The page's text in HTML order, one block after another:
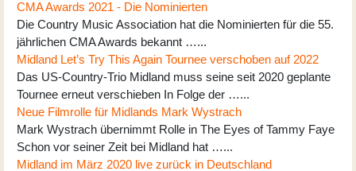
CMA Awards 2021 - Die Nominierten
Die Country Music Association hat die Nominierten für die 55.
jährlichen CMA Awards bekannt …...
Midland Let’s Try This Again Tournee verschoben auf 2022
Das US-Country-Trio Midland muss seine seit 2020 geplante
Tournee erneut verschieben In Folge der …...
Neue Filmrolle für Midlands Mark Wystrach
Mark Wystrach übernimmt Rolle in The Eyes of Tammy Faye
Schon vor seiner Zeit bei Midland hat …...
Midland im März 2020 live zurück in Deutschland